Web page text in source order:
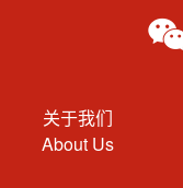
关于我们
About Us